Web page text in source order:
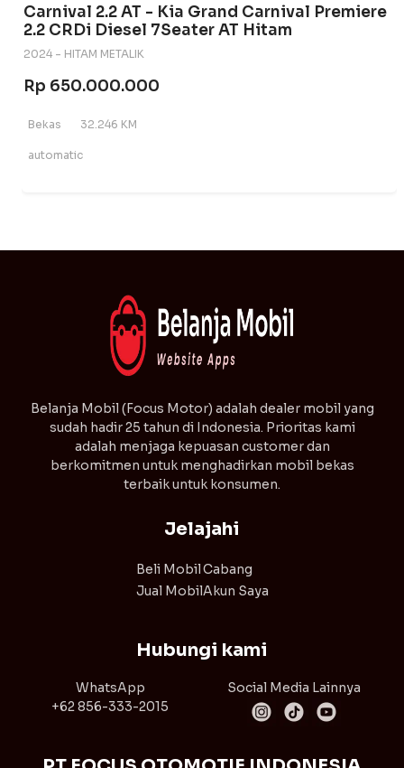
Carnival 2.2 AT - Kia Grand Carnival Premiere
2.2 CRDi Diesel 7Seater AT Hitam
2024 - HITAM METALIK
Rp 650.000.000
Bekas 32.246 KM
automatic
⁠Belanja Mobil (Focus Motor) adalah dealer mobil yang
sudah hadir 25 tahun di Indonesia. Prioritas kami
adalah menjaga kepuasan customer dan
berkomitmen untuk menghadirkan mobil bekas
terbaik untuk konsumen.
Jelajahi
Beli Mobil
Jual Mobil
Cabang
Akun Saya
Hubungi kami
WhatsApp
+62 856-333-2015
Social Media Lainnya